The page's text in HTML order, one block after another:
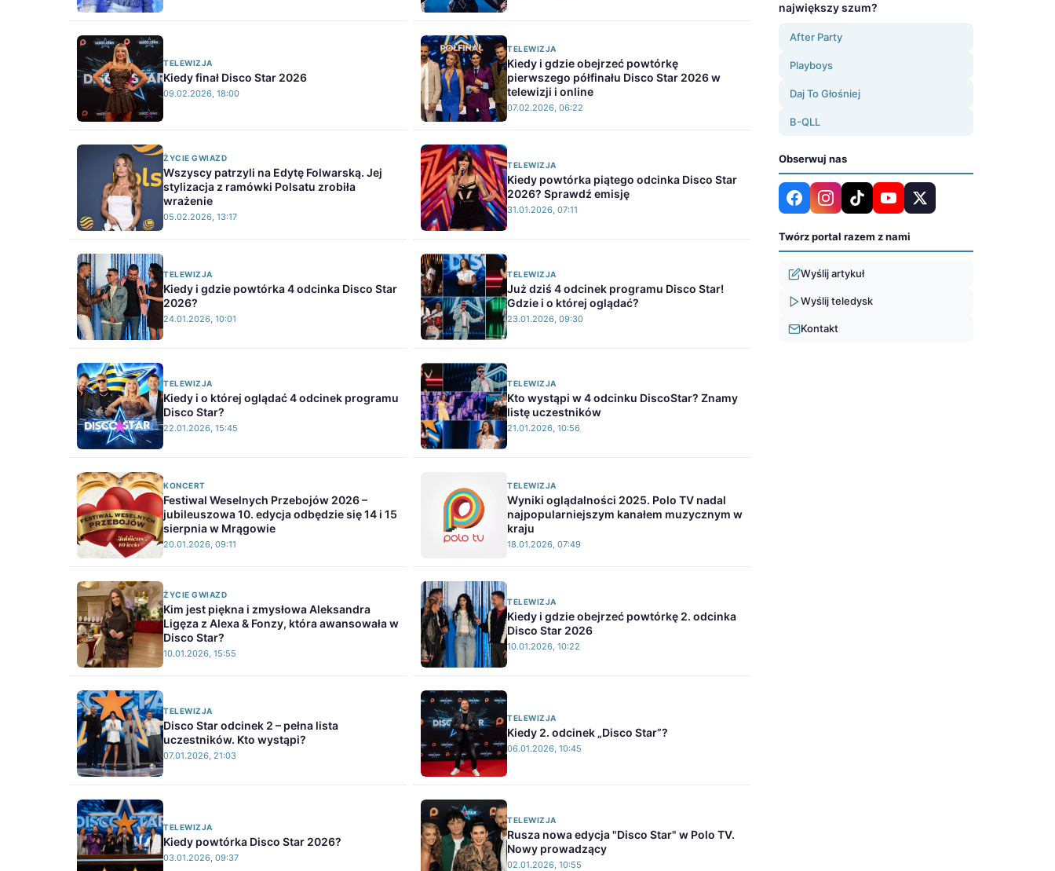
TELEWIZJA
Kiedy finał Disco Star 2026
09.02.2026, 18:00
TELEWIZJA
Kiedy i gdzie obejrzeć powtórkę
pierwszego półfinału Disco Star 2026 w
telewizji i online
07.02.2026, 06:22
ŻYCIE GWIAZD
Wszyscy patrzyli na Edytę Folwarską. Jej
stylizacja z ramówki Polsatu zrobiła
wrażenie
05.02.2026, 13:17
TELEWIZJA
Kiedy powtórka piątego odcinka Disco Star
2026? Sprawdź emisję
31.01.2026, 07:11
TELEWIZJA
Kiedy i gdzie powtórka 4 odcinka Disco Star
2026?
24.01.2026, 10:01
TELEWIZJA
Już dziś 4 odcinek programu Disco Star!
Gdzie i o której oglądać?
23.01.2026, 09:30
TELEWIZJA
Kiedy i o której oglądać 4 odcinek programu
Disco Star?
22.01.2026, 15:45
TELEWIZJA
Kto wystąpi w 4 odcinku DiscoStar? Znamy
listę uczestników
21.01.2026, 10:56
KONCERT
Festiwal Weselnych Przebojów 2026 –
jubileuszowa 10. edycja odbędzie się 14 i 15
sierpnia w Mrągowie
20.01.2026, 09:11
TELEWIZJA
Wyniki oglądalności 2025. Polo TV nadal
najpopularniejszym kanałem muzycznym w
kraju
18.01.2026, 07:49
ŻYCIE GWIAZD
Kim jest piękna i zmysłowa Aleksandra
Ligęza z Alexa & Fonzy, która awansowała w
Disco Star?
10.01.2026, 15:55
TELEWIZJA
Kiedy i gdzie obejrzeć powtórkę 2. odcinka
Disco Star 2026
10.01.2026, 10:22
TELEWIZJA
Disco Star odcinek 2 – pełna lista
uczestników. Kto wystąpi?
07.01.2026, 21:03
TELEWIZJA
Kiedy 2. odcinek „Disco Star”?
06.01.2026, 10:45
TELEWIZJA
Kiedy powtórka Disco Star 2026?
03.01.2026, 09:37
TELEWIZJA
Rusza nowa edycja "Disco Star" w Polo TV.
Nowy prowadzący
02.01.2026, 10:55
największy szum?
After Party
Playboys
Daj To Głośniej
B-QLL
Obserwuj nas
Twórz portal razem z nami
Wyślij artykuł
Wyślij teledysk
Kontakt